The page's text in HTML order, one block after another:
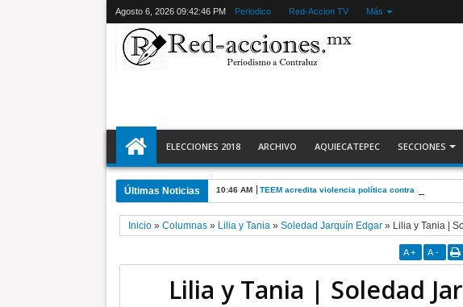
Agosto 6, 2026 09:42:47 PM Periodico Red-Accion TV Más
ELECCIONES 2018 ARCHIVO AQUIECATEPEC SECCIONES
Últimas Noticias 10:46 AM TEEM acredita violencia política contra Azucena;
Inicio» Columnas» Lilia y Tania» Soledad Jarquín Edgar» Lilia y Tania |
A + A -
Lilia y Tania | Soledad